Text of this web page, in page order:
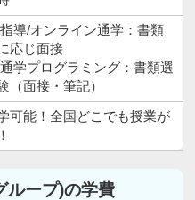
導/オンライン通学：書類
応じ面接
学プログラミング：書類選
（面接・筆記）
可能！全国どこでも授業が
ループ)の学費